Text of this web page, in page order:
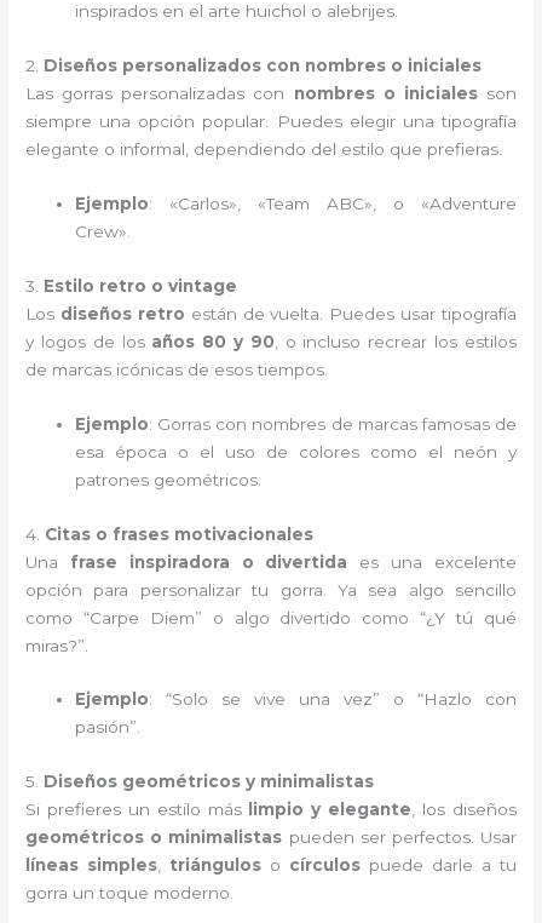
inspirados en el arte huichol o alebrijes.
2. Diseños personalizados con nombres o iniciales
Las gorras personalizadas con nombres o inicialesson
siempre una opción popular. Puedes elegir una tipografía
elegante o informal, dependiendo del estilo que prefieras.
Ejemplo: «Carlos», «Team ABC», o «Adventure
Crew».
3. Estilo retro o vintage
Los diseños retro están de vuelta. Puedes usar tipografía
y logos de los años 80 y 90 , o incluso recrear los estilos
de marcas icónicas de esos tiempos.
Ejemplo: Gorras con nombres de marcas famosas de
esa época o el uso de colores como el neón y
patrones geométricos.
4. Citas o frases motivacionales
Una frase inspiradora o divertida es una excelente
opción para personalizar tu gorra. Ya sea algo sencillo
como “Carpe Diem” o algo divertido como “¿Y tú qué
miras?”.
Ejemplo: “Solo se vive una vez” o “Hazlo con
pasión”.
5. Diseños geométricos y minimalistas
Si prefieres un estilo más
limpio y elegante, los diseños
geométricos o minimalistas pueden ser perfectos. Usar
líneas simples, triángulos o círculos puede darle a tu
gorra un toque moderno.